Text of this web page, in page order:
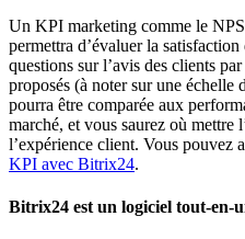
Un KPI marketing comme le
permettra d’évaluer la
questions sur l’avis des clients
proposés (à noter sur une
pourra être comparée aux
marché, et vous saurez où mettre
l’expérience client. Vous pouvez
KPI avec Bitrix24.
Bitrix24 est un logiciel tout-en-